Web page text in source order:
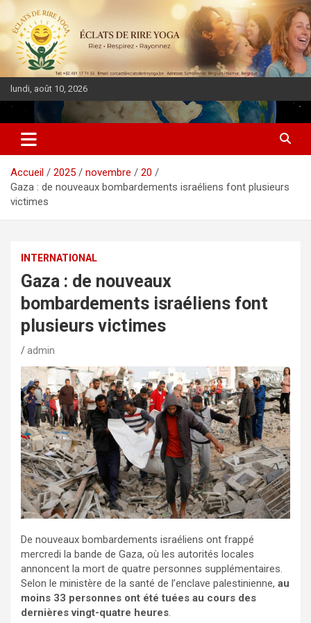
lundi, août 10, 2026
DIASPORA PULSE
Accueil 2025 novembre
20
Gaza : de nouveaux bombardements israéliens font plusieurs
victimes
INTERNATIONAL
Gaza : de nouveaux
bombardements israéliens font
plusieurs victimes
admin
De nouveaux bombardements israéliens ont frappé
mercredi la bande de Gaza, où les autorités locales
annoncent la mort de quatre personnes supplémentaires.
Selon le ministère de la santé de l’enclave palestinienne, au
moins 33 personnes ont été tuées au cours des
dernières vingt-quatre heures.